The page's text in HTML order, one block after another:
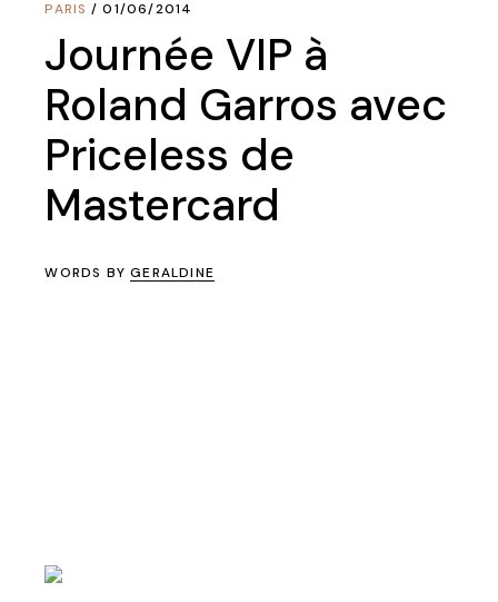
PARIS 01/06/2014
Journée VIP à
Roland Garros avec
Priceless de
Mastercard
WORDS BYGERALDINE